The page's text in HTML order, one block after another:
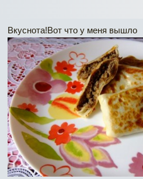
Вкуснота!Вот что у меня вышло